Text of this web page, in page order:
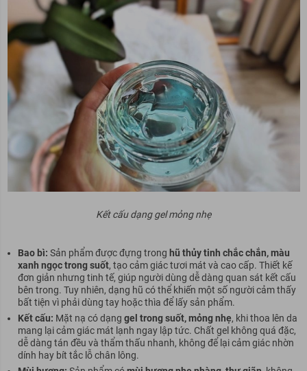
Kết cấu dạng gel mỏng nhẹ
Bao bì: Sản phẩm được đựng trong hũ thủy tinh chắc chắn, màu
xanh ngọc trong suốt, tạo cảm giác tươi mát và cao cấp. Thiết kế
đơn giản nhưng tinh tế, giúp người dùng dễ dàng quan sát kết cấu
bên trong. Tuy nhiên, dạng hũ có thể khiến một số người cảm thấy
bất tiện vì phải dùng tay hoặc thìa để lấy sản phẩm.
Kết cấu: Mặt nạ có dạng gel trong suốt, mỏng nhẹ, khi thoa lên da
mang lại cảm giác mát lạnh ngay lập tức. Chất gel không quá đặc,
dễ dàng tán đều và thẩm thấu nhanh, không để lại cảm giác nhờn
dính hay bít tắc lỗ chân lông.